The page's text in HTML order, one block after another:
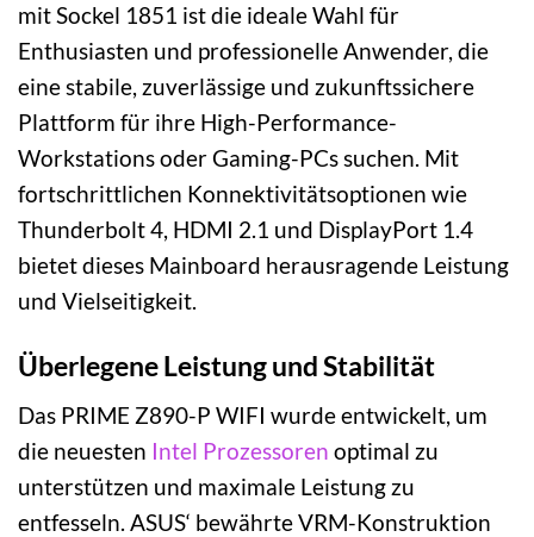
mit Sockel 1851 ist die ideale Wahl für
Enthusiasten und professionelle Anwender, die
eine stabile, zuverlässige und zukunftssichere
Plattform für ihre High-Performance-
Workstations oder Gaming-PCs suchen. Mit
fortschrittlichen Konnektivitätsoptionen wie
Thunderbolt 4, HDMI 2.1 und DisplayPort 1.4
bietet dieses Mainboard herausragende Leistung
und Vielseitigkeit.
Überlegene Leistung und Stabilität
Das PRIME Z890-P WIFI wurde entwickelt, um
die neuesten Intel Prozessoren optimal zu
unterstützen und maximale Leistung zu
entfesseln. ASUS‘ bewährte VRM-Konstruktion